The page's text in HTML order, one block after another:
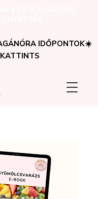
IDŐPONTOK☀️
KATTINTS